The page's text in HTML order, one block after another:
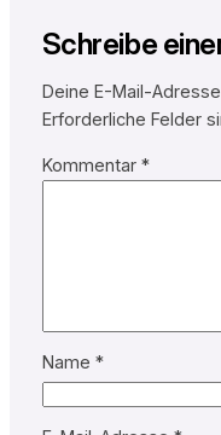
Schreibe
Deine E-Mail-
Erforderliche Felder
Kommentar *
Name *